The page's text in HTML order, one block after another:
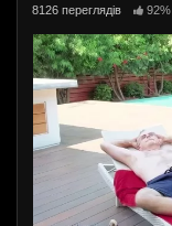
8126 переглядів 92%